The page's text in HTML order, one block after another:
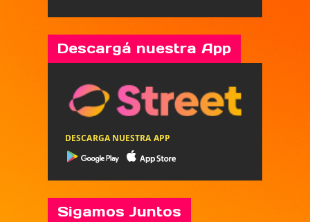
Descargá nuestra App
DESCARGA NUESTRA APP
Sigamos Juntos